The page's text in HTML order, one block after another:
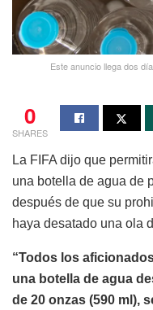
Este anuncio llega dos
0
SHARES
La FIFA dijo que
una botella de agua de
después de que su
haya desatado una ola
“Todos los
una botella de agua
de 20 onzas (590 ml),